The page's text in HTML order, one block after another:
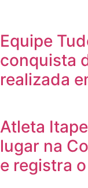
Equipe
conquista
realizada
Atleta
lugar na
e registra